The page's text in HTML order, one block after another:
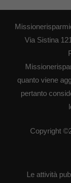
Via Sistina
quanto viene
pertanto
Copyright
Le attività